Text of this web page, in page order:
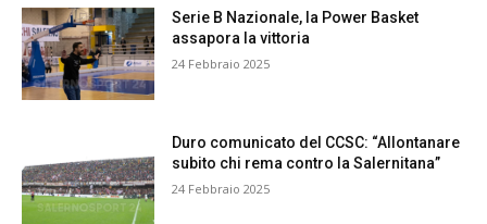
Serie B Nazionale, la Power Basket
assapora la vittoria
24 Febbraio 2025
Duro comunicato del CCSC: “Allontanare
subito chi rema contro la Salernitana”
24 Febbraio 2025